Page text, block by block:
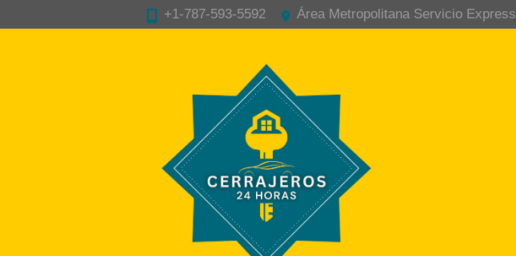
+1-787-593-5592 Área Metropolitana Servicio Express